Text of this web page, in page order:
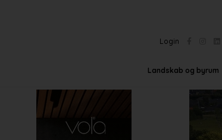
Login
Landskab og byrum